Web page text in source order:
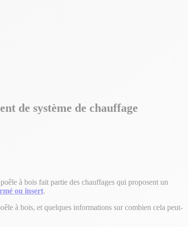
de système de chauffage
à bois fait partie des chauffages qui proposent un
ou insert.
à bois, et quelques informations sur combien cela peut-